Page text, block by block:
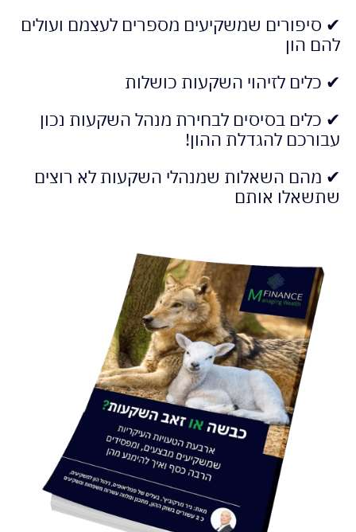
✔ סיפורים שמשקיעים מספרים לעצמם ועולים
להם הון
✔ כלים לזיהוי השקעות כושלות
✔ כלים בסיסים לבחירת מנהל השקעות נכון
עבורכם להגדלת ההון!
✔ מהם השאלות שמנהלי השקעות לא רוצים
שתשאלו אותם